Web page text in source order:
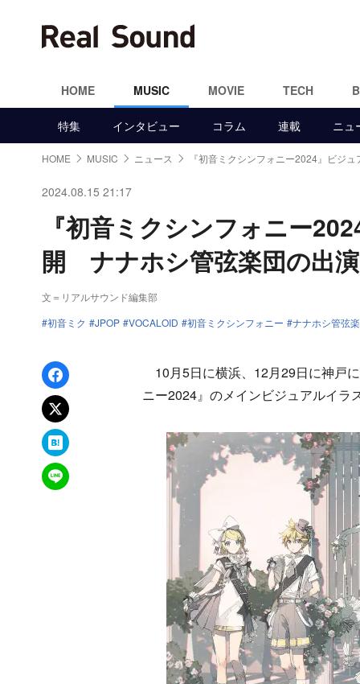
HOME MUSIC MOVIE TECH
特集 インタビュー コラム 連載 ニュ
HOME MUSIC ニュース 『初音ミクシンフォニー2024』ビジュ
2024.08.15 21:17
『初音ミクシンフォニー
開 ナナホシ管弦楽団の出
文＝リアルサウンド編集部
初音ミク
JPOP VOCALOID 初音ミクシンフォニー ナナホシ管弦
Facebookでシェア
xでポスト
はてなブックマーク
LINEで送る
10月5日に横浜、12月29日に神戸
ニー2024』のメインビジュアルイラ